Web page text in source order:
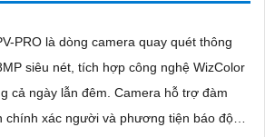
PRO là dòng camera quay quét thông
siêu nét, tích hợp công nghệ WizColor
đêm. Camera hỗ trợ đàm
xác người và phương tiện báo động